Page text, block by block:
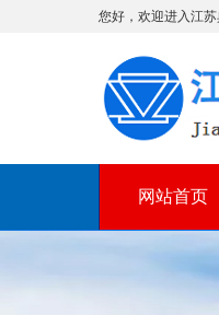
您好，欢迎进入江
网站首页